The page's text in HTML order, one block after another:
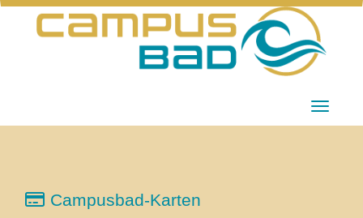
Menü
Campusbad-Karten